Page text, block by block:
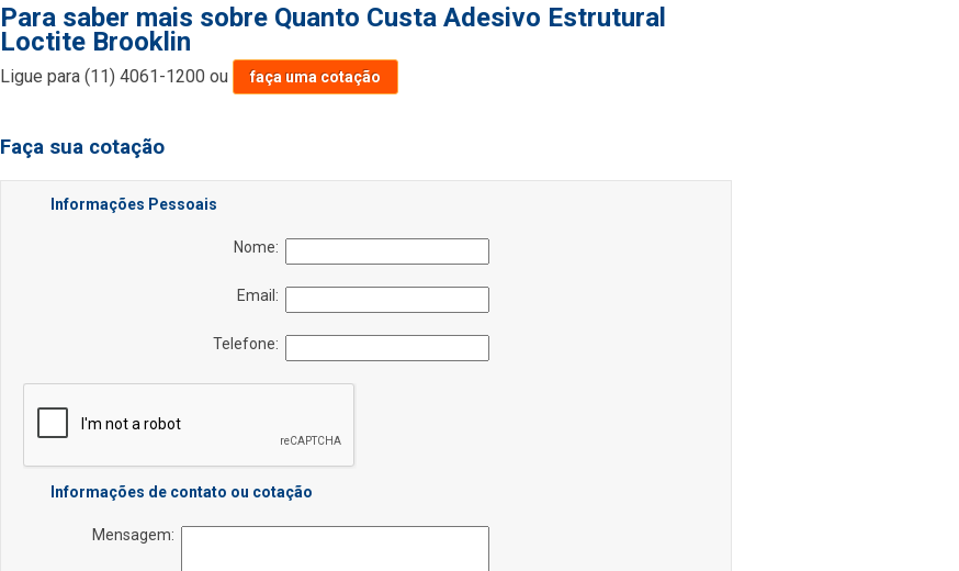
Para saber mais sobre Quanto Custa Adesivo Estrutural
Loctite Brooklin
Ligue para(11) 4061-1200 ou faça uma cotação
Faça sua cotação
Informações Pessoais
Nome:
Email:
Telefone:
Informações de contato ou cotação
Mensagem: